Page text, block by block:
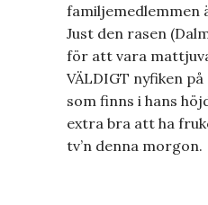
familjemedlemmen
Just den rasen
för att vara
VÄLDIGT nyfiken
som finns i hans
extra bra att ha
tv’n denna morgon.